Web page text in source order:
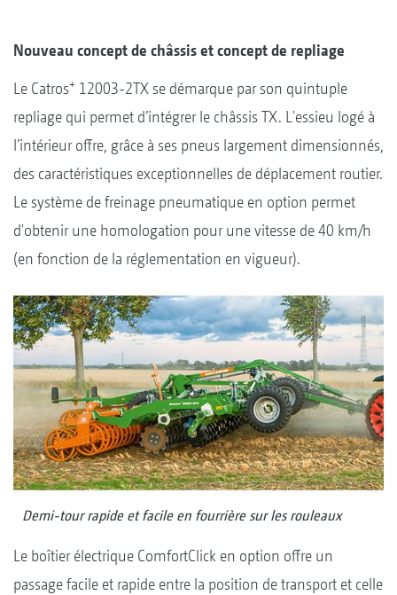
Nouveau concept de châssis et concept de repliage
Le Catros+ 12003-2TX se démarque par son quintuple
repliage qui permet d’intégrer le châssis TX. L'essieu logé à
l’intérieur offre, grâce à ses pneus largement dimensionnés,
des caractéristiques exceptionnelles de déplacement routier.
Le système de freinage pneumatique en option permet
d'obtenir une homologation pour une vitesse de 40 km/h
(en fonction de la réglementation en vigueur).
Demi-tour rapide et facile en fourrière sur les rouleaux
Le boîtier électrique ComfortClick en option offre un
passage facile et rapide entre la position de transport et celle